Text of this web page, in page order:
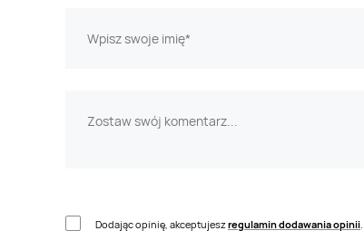
Dodając opinię, akceptujeszregulamin dodawania opinii